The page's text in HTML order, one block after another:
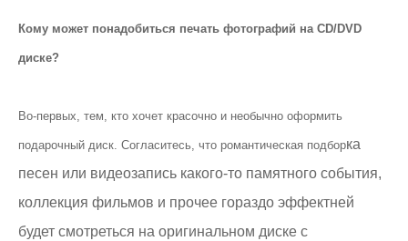
Кому может понадобиться печать фотографий на CD/DVD
диске?
Во-первых, тем, кто хочет красочно и необычно оформить
подарочный диск. Согласитесь, что романтическая подборка
песен или видеозапись какого-то памятного события,
коллекция фильмов и прочее гораздо эффектней
будет смотреться на оригинальном диске с